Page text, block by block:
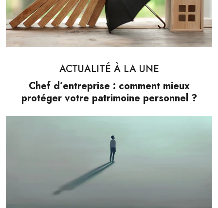
ACTUALITÉ À LA UNE
Chef d’entreprise : comment mieux
protéger votre patrimoine personnel ?